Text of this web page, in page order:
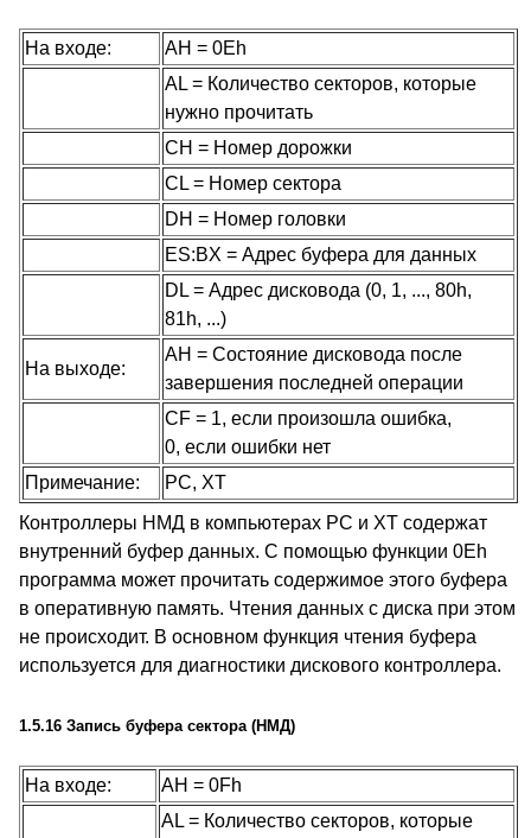
На входе:
AH = 0Eh
AL = Количество секторов, которые
нужно прочитать
CH = Номер дорожки
CL = Номер сектора
DH = Номер головки
ES:BX = Адрес буфера для данных
DL = Адрес дисковода (0, 1, ..., 80h,
81h, ...)
На выходе:
AH = Состояние дисковода после
завершения последней операции
CF = 1, если произошла ошибка,
0, если ошибки нет
Примечание:
PC, XT
Контроллеры НМД в компьютерах PC и XT содержат
внутренний буфер данных. С помощью функции 0Eh
программа может прочитать содержимое этого буфера
в оперативную память. Чтения данных с диска при этом
не происходит. В основном функция чтения буфера
используется для диагностики дискового контроллера.
1.5.16 Запись буфера сектора (НМД)
На входе:
AH = 0Fh
AL = Количество секторов, которые